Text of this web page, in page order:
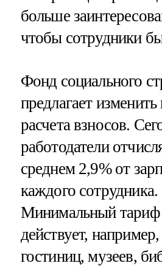
больше
чтобы сотрудники
Фонд социального
предлагает
расчета взносов.
работодатели
среднем 2,9% от
каждого сотрудника.
Минимальный
действует,
гостиниц, музеев,